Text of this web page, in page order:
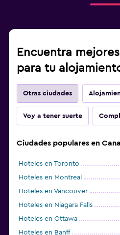
Encuentra
para tu
Otras ciudades
Voy a tener suerte
Ciudades populares en
Hoteles en Toronto
Hoteles en Montreal
Hoteles en Vancouver
Hoteles en Niagara Falls
Hoteles en Ottawa
Hoteles en Banff